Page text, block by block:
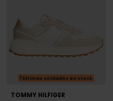
TOMMY HILFIGER
BLANCAS Y BEIGE MUJER